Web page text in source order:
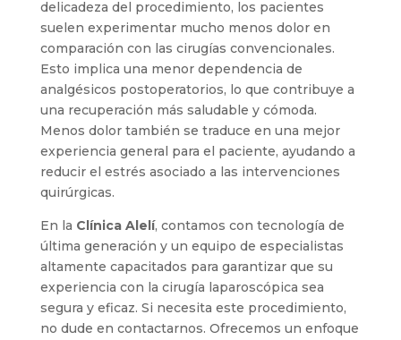
delicadeza del procedimiento, los pacientes
suelen experimentar mucho menos dolor en
comparación con las cirugías convencionales.
Esto implica una menor dependencia de
analgésicos postoperatorios, lo que contribuye a
una recuperación más saludable y cómoda.
Menos dolor también se traduce en una mejor
experiencia general para el paciente, ayudando a
reducir el estrés asociado a las intervenciones
quirúrgicas.
En la Clínica Alelí, contamos con tecnología de
última generación y un equipo de especialistas
altamente capacitados para garantizar que su
experiencia con la cirugía laparoscópica sea
segura y eficaz. Si necesita este procedimiento,
no dude en contactarnos. Ofrecemos un enfoque